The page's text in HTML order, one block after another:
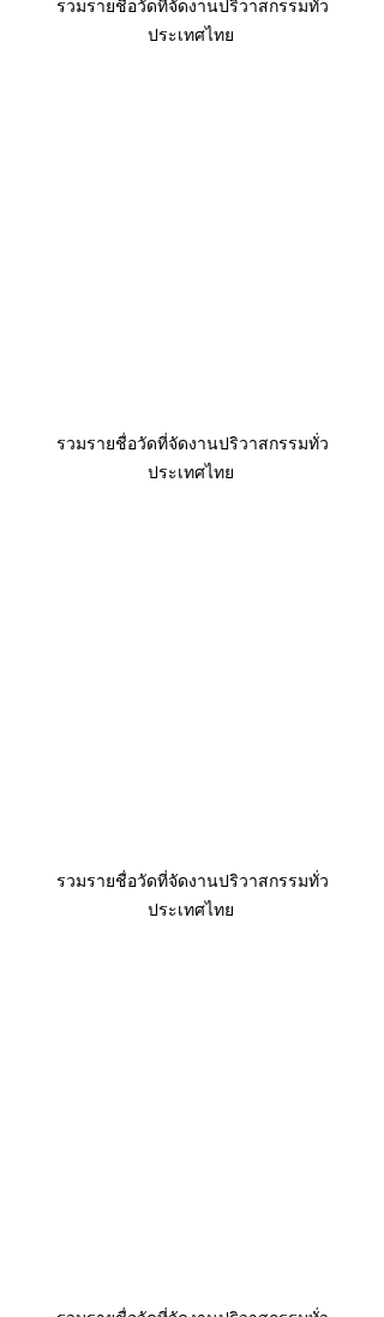
รวมรายชื่อวัดที่จัดงานปริวาสกรรมทั่ว
ประเทศไทย
รวมรายชื่อวัดที่จัดงานปริวาสกรรมทั่ว
ประเทศไทย
รวมรายชื่อวัดที่จัดงานปริวาสกรรมทั่ว
ประเทศไทย